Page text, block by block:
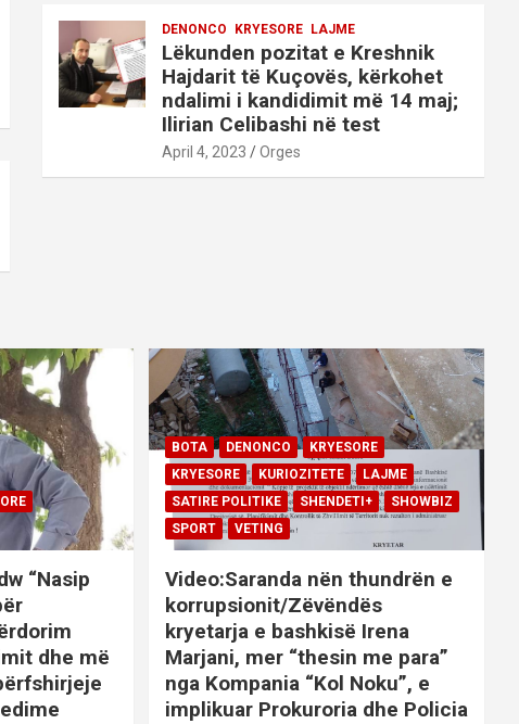
DENONCO KRYESORE LAJME
Lëkunden pozitat e Kreshnik
Hajdarit të Kuçovës, kërkohet
ndalimi i kandidimit më 14 maj;
Ilirian Celibashi në test
April 4, 2023 Orges
“Nasip
dhe më
BOTA DENONCO
KRYESORE
KRYESORE
KURIOZITETE
LAJME
SATIRE POLITIKE
SHENDETI+
SHOWBIZ
SPORT
VETING
Video:Saranda nën thundrën e
korrupsionit/Zëvëndës
kryetarja e bashkisë Irena
Marjani, mer “thesin me para”
nga Kompania “Kol Noku”, e
implikuar Prokuroria dhe Policia